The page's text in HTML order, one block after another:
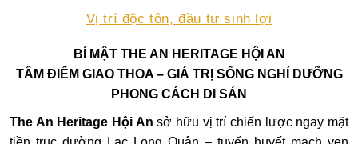
Vị trí độc tôn, đầu tư sinh lợi
BÍ MẬT THE AN HERITAGE HỘI AN
TÂM ĐIỂM GIAO THOA – GIÁ TRỊ SỐNG NGHỈ DƯỠNG
PHONG CÁCH DI SẢN
The An Heritage Hội An sở hữu vị trí chiến lược ngay mặt